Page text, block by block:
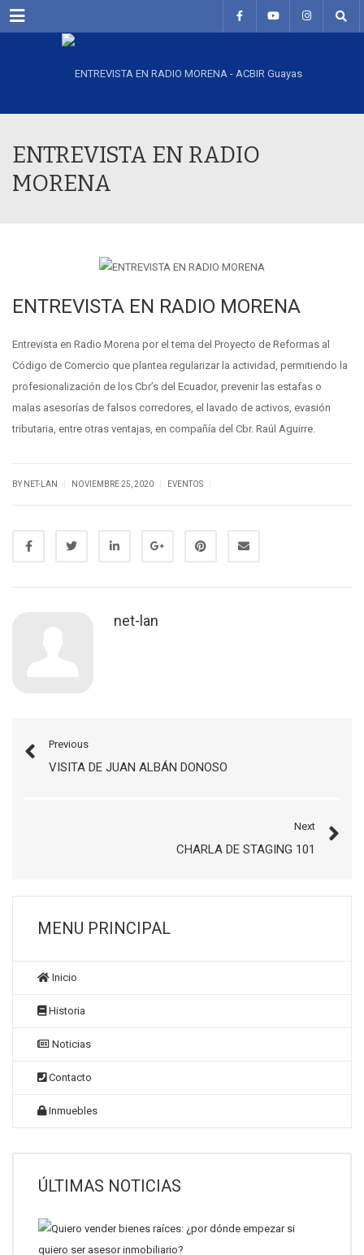
Menu
ENTREVISTA EN RADIO
MORENA
ENTREVISTA EN RADIO MORENA
Entrevista en Radio Morena por el tema del Proyecto de Reformas al
Código de Comercio que plantea regularizar la actividad, permitiendo la
profesionalización de los Cbr’s del Ecuador, prevenir las estafas o
malas asesorías de falsos corredores, el lavado de activos, evasión
tributaria, entre otras ventajas, en compañía del Cbr. Raúl Aguirre.
BY NET-LAN NOVIEMBRE 25, 2020 EVENTOS
net-lan
Previous
VISITA DE JUAN ALBÁN DONOSO
Next
CHARLA DE STAGING 101
MENU PRINCIPAL
Inicio
Historia
Noticias
Contacto
Inmuebles
ÚLTIMAS NOTICIAS